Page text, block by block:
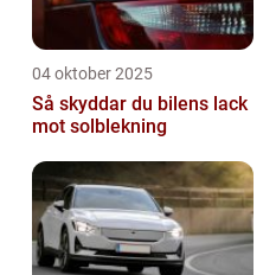
04 oktober 2025
Så skyddar du bilens lack
mot solblekning